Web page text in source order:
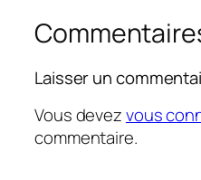
Laisser un
Vous devezvous
commentaire.